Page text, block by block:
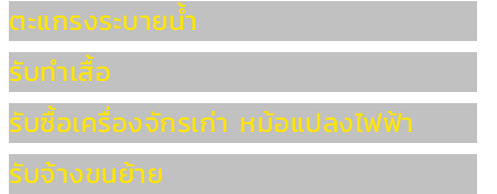
ตะแกรงระบายน้ำ
รับทำเสื้อ
รับซื้อเครื่องจักรเก่า หม้อแปลงไฟฟ้า
รับจ้างขนย้าย